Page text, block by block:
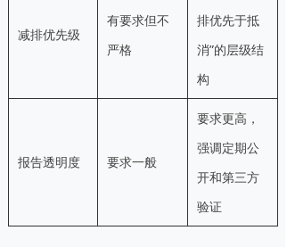
减排优先级
有要求但不
严格
排优先于抵
消”的层级结
构
报告透明度 要求一般
要求更高，
强调定期公
开和第三方
验证